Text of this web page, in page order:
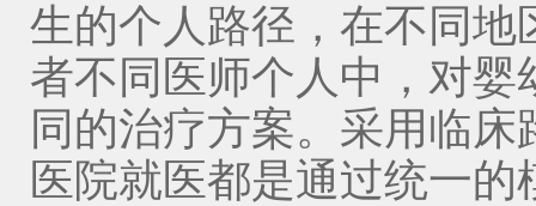
生的个人路径，在不同
者不同医师个人中，对
同的治疗方案。采用临
医院就医都是通过统一